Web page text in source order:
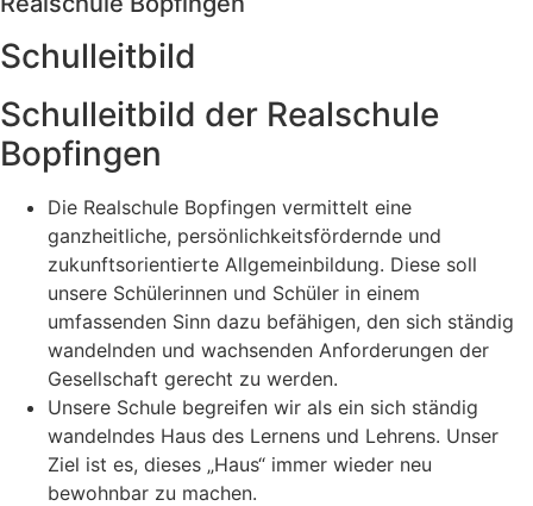
Schulleitbild
Schulleitbild der Realschule
Bopfingen
Die Realschule Bopfingen vermittelt eine
ganzheitliche, persönlichkeitsfördernde und
zukunftsorientierte Allgemeinbildung. Diese soll
unsere Schülerinnen und Schüler in einem
umfassenden Sinn dazu befähigen, den sich ständig
wandelnden und wachsenden Anforderungen der
Gesellschaft gerecht zu werden.
Unsere Schule begreifen wir als ein sich ständig
wandelndes Haus des Lernens und Lehrens. Unser
Ziel ist es, dieses „Haus“ immer wieder neu
bewohnbar zu machen.